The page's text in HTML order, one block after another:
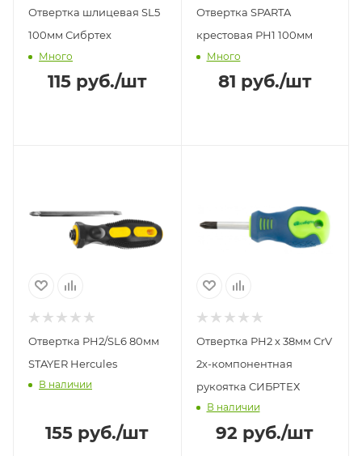
Отвертка шлицевая SL5
100мм Сибртех
Много
115руб./шт
Отвертка SPARTA
крестовая РН1 100мм
Много
81 руб./шт
Отвертка PH2/SL6 80мм
STAYER Hercules
В наличии
155 руб./шт
Отвертка РН2 х 38мм CrV
2х-компонентная
рукоятка СИБРТЕХ
В наличии
92 руб./шт